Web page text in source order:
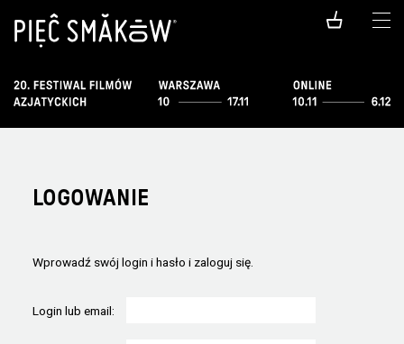
LOGOWANIE
Wprowadź swój login i hasło i zaloguj się.
Login lub email: